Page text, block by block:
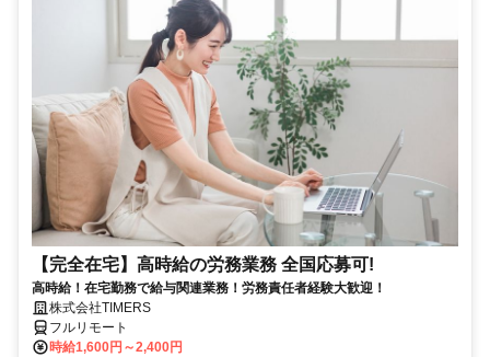
【完全在宅】高時給の労務業務 全国応募可!
高時給！在宅勤務で給与関連業務！労務責任者経験大歓迎！
株式会社TIMERS
フルリモート
時給1,600円～2,400円